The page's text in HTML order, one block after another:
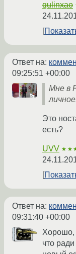
qulinxao
Ответ на:
09:25:51 +00:00
Мне в
Это
есть?
UVV
Ответ на:
09:31:40 +00:00
Хорошо,
что